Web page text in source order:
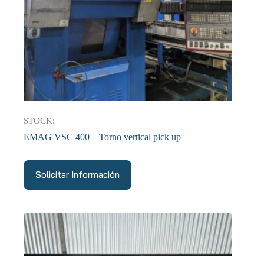
STOCK:
EMAG VSC 400 – Torno vertical pick up
Solicitar Información